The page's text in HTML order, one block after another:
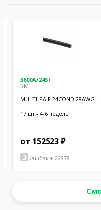
3600A/24SF
3M
MULTI-PAIR 24COND 28AWG
17 шт - 4-6 недель
от 152523 ₽
Кэшбэк + 22878